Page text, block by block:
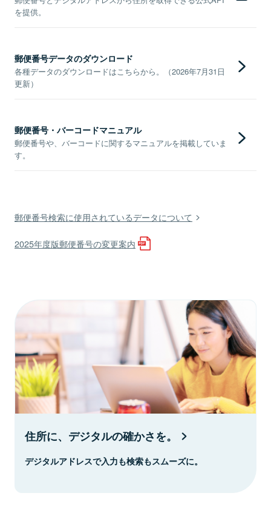
を提供。
郵便番号データのダウンロード
各種データのダウンロードはこちらから。（2026年7月31日
更新）
郵便番号・バーコードマニュアル
郵便番号や、バーコードに関するマニュアルを掲載していま
す。
郵便番号検索に使用されているデータについて
2025年度版郵便番号の変更案内
住所に、デジタルの確かさを。
デジタルアドレスで入力も検索もスムーズに。